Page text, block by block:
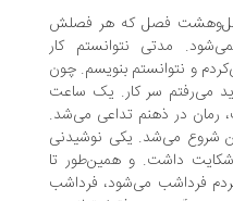
فصل که هر فصلش
نتوانستم کار
بنویسم. چون
سر کار. یک ساعت
ذهنم تداعی می‌شد.
می‌شد. یکی نوشیدنی
داشت. و همین‌طور تا
می‌شود، فرداشب